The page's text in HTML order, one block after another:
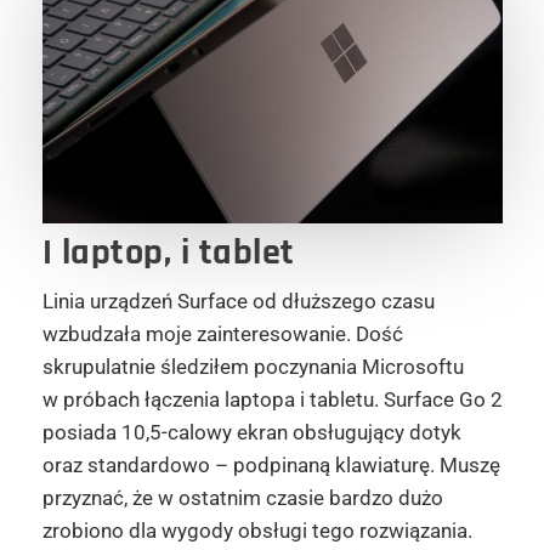
I laptop, i tablet
Linia urządzeń Surface od dłuższego czasu
wzbudzała moje zainteresowanie. Dość
skrupulatnie śledziłem poczynania Microsoftu
w próbach łączenia laptopa i tabletu. Surface Go 2
posiada 10,5-calowy ekran obsługujący dotyk
oraz standardowo – podpinaną klawiaturę. Muszę
przyznać, że w ostatnim czasie bardzo dużo
zrobiono dla wygody obsługi tego rozwiązania.